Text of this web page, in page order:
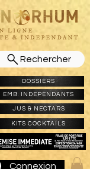
Rechercher
DOSSIERS
EMB. INDEPENDANTS
JUS & NECTARS
KITS COCKTAILS
Connexion